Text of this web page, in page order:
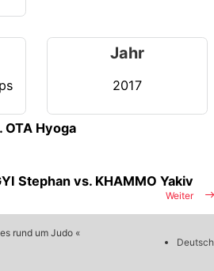
Jahr
2017
OTA Hyoga
Weiter
Stephan vs. KHAMMO Yakiv
rund um Judo «
Deutsch